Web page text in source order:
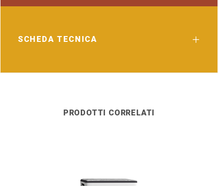
SCHEDA TECNICA
PRODOTTI CORRELATI